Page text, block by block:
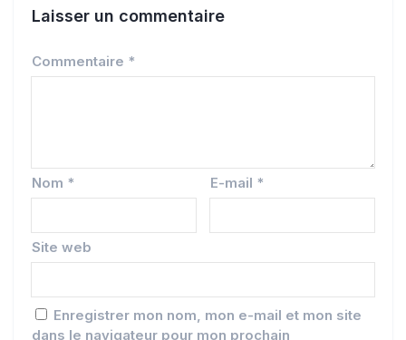
Laisser un commentaire
Commentaire *
Nom * E-mail *
Site web
Enregistrer mon nom, mon e-mail et mon site
dans le navigateur pour mon prochain